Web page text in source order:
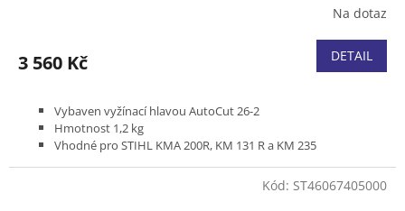
Na dotaz
3 560 Kč DETAIL
Vybaven vyžínací hlavou AutoCut 26-2
Hmotnost 1,2 kg
Vhodné pro STIHL KMA 200R, KM 131 R a KM 235
Kód: ST46067405000